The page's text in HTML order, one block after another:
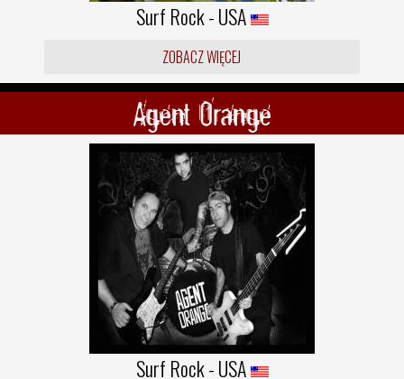
Surf Rock - USA
ZOBACZ WIĘCEJ
Agent Orange
Surf Rock - USA